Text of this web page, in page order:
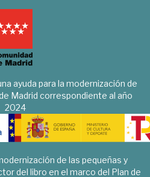
ayuda para la modernización de
Madrid correspondiente al año
2024
de las pequeñas y
del libro en el marco del Plan de